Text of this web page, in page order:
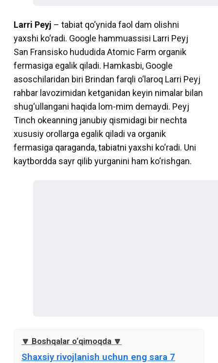
Larri Peyj – tabiat qo‘ynida faol dam olishni
yaxshi ko‘radi. Google hammuassisi Larri Peyj
San Fransisko hududida Atomic Farm organik
fermasiga egalik qiladi. Hamkasbi, Google
asoschilaridan biri Brindan farqli o‘laroq Larri Peyj
rahbar lavozimidan ketganidan keyin nimalar bilan
shug‘ullangani haqida lom-mim demaydi. Peyj
Tinch okeanning janubiy qismidagi bir nechta
xususiy orollarga egalik qiladi va organik
fermasiga qaraganda, tabiatni yaxshi ko‘radi. Uni
kaytbordda sayr qilib yurganini ham ko‘rishgan.
Shaxsiy rivojlanish uchun eng sara 7